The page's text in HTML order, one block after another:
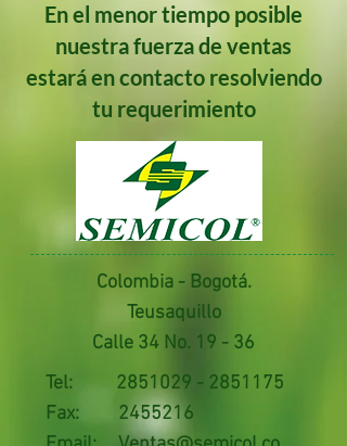
En el menor tiempo posible
nuestra fuerza de ventas
estará en contacto resolviendo
tu requerimiento
Tel: 2851029 - 2851175
Fax: 2455216
Colombia - Bogotá.
Teusaquillo
Calle 34 No. 19 - 36